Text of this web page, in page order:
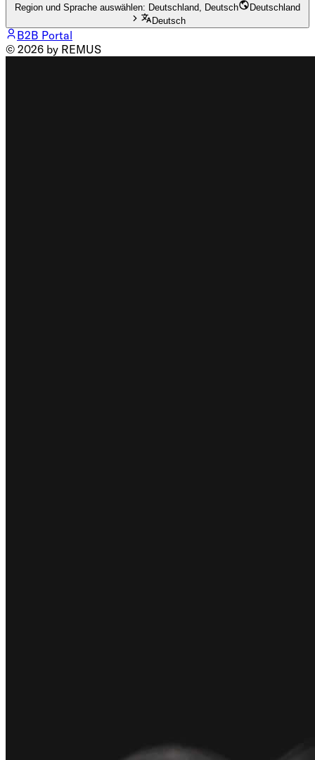
Region und Sprache auswählen: Deutschland, Deutsch
Deutschland
Deutsch
B2B Portal
© 2026 by REMUS